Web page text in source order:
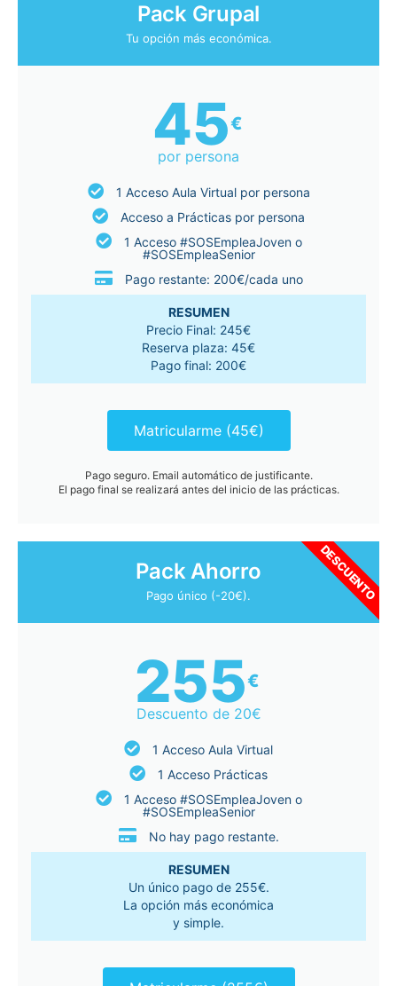
Pack Grupal
Tu opción más económica.
45€
por persona
1 Acceso Aula Virtual por persona
Acceso a Prácticas por persona
1 Acceso #SOSEmpleaJoven o
#SOSEmpleaSenior
Pago restante: 200€/cada uno
RESUMEN
Precio Final: 245€
Reserva plaza: 45€
Pago final: 200€
Matricularme (45€)
Pago seguro. Email automático de justificante.
El pago final se realizará antes del inicio de las prácticas.
DESCUENTO
Pack Ahorro
Pago único (-20€).
255€
Descuento de 20€
1 Acceso Aula Virtual
1 Acceso Prácticas
1 Acceso #SOSEmpleaJoven o
#SOSEmpleaSenior
No hay pago restante.
RESUMEN
Un único pago de 255€.
La opción más económica
y simple.